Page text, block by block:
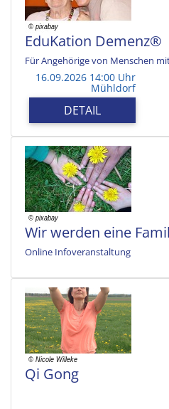
EduKation Demenz®
Für Angehörige von Menschen
16.09.2026 14:00 Uhr
Mühldorf
DETAIL
Wir werden eine
Online Infoveranstaltung
Qi Gong